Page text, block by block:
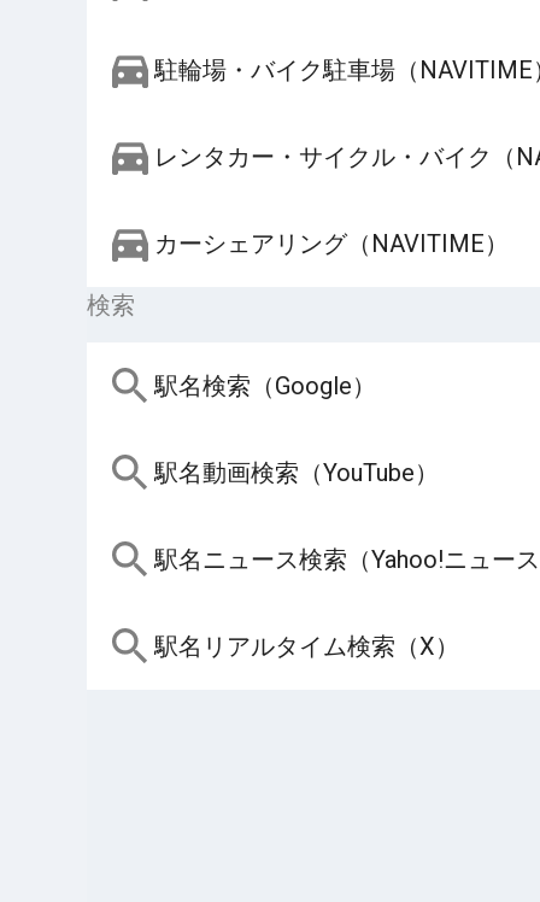
駐輪場・バイク駐車場（NAVITIME
レンタカー・サイクル・バイク（
カーシェアリング（NAVITIME）
検索
駅名検索（Google）
駅名動画検索（YouTube）
駅名ニュース検索（Yahoo!ニュー
駅名リアルタイム検索（X）